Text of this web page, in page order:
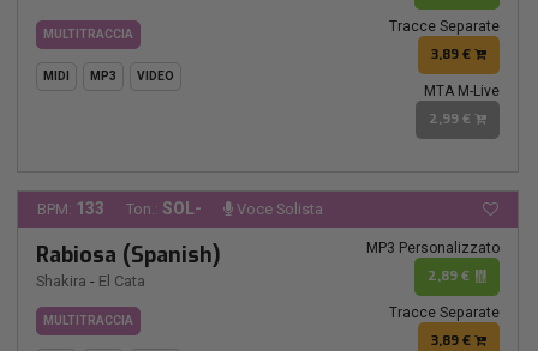
MULTITRACCIA
MIDI MP3 VIDEO
Tracce Separate
3,89 €
MTA M-Live
2,99 €
BPM: 133 Ton.: SOL- Voce Solista
Rabiosa (Spanish)
Shakira - El Cata
MULTITRACCIA
MP3 Personalizzato
2,89 €
Tracce Separate
3,89 €